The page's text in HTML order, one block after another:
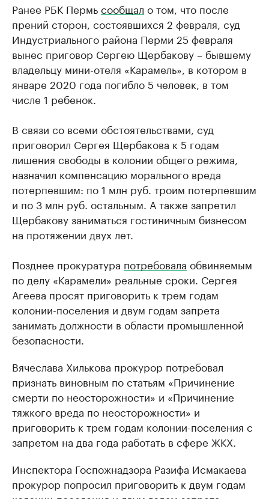
Ранее РБК Пермьсообщал о том, что после
прений сторон, состоявшихся 2 февраля, суд
Индустриального района Перми 25 февраля
вынес приговор Сергею Щербакову – бывшему
владельцу мини-отеля «Карамель», в котором в
январе 2020 года погибло 5 человек, в том
числе 1 ребенок.
В связи со всеми обстоятельствами, суд
приговорил Сергея Щербакова к 5 годам
лишения свободы в колонии общего режима,
назначил компенсацию морального вреда
потерпевшим: по 1 млн руб. троим потерпевшим
и по 3 млн руб. остальным. А также запретил
Щербакову заниматься гостиничным бизнесом
на протяжении двух лет.
Позднее прокуратура потребовала обвиняемым
по делу «Карамели» реальные сроки. Сергея
Агеева просят приговорить к трем годам
колонии-поселения и двум годам запрета
занимать должности в области промышленной
безопасности.
Вячеслава Хилькова прокурор потребовал
признать виновным по статьям «Причинение
смерти по неосторожности» и «Причинение
тяжкого вреда по неосторожности» и
приговорить к трем годам колонии-поселения с
запретом на два года работать в сфере ЖКХ.
Инспектора Госпожнадзора Разифа Исмакаева
прокурор попросил приговорить к двум годам